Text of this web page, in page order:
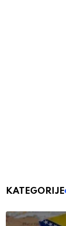
KATEGORIJE